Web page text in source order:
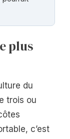
plus
du
trois ou
c’est